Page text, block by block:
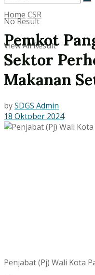
No Result
View All Result
Home CSR
Pemkot
Sektor
Makanan
bySDGS Admin
18 Oktober 2024
Penjabat (Pj) Wali Kota